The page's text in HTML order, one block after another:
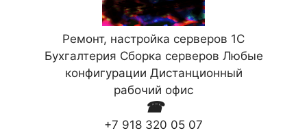
Ремонт, настройка серверов 1С
Бухгалтерия Сборка серверов Любые
конфигурации Дистанционный
рабочий офис
☎
+7 918 320 05 07